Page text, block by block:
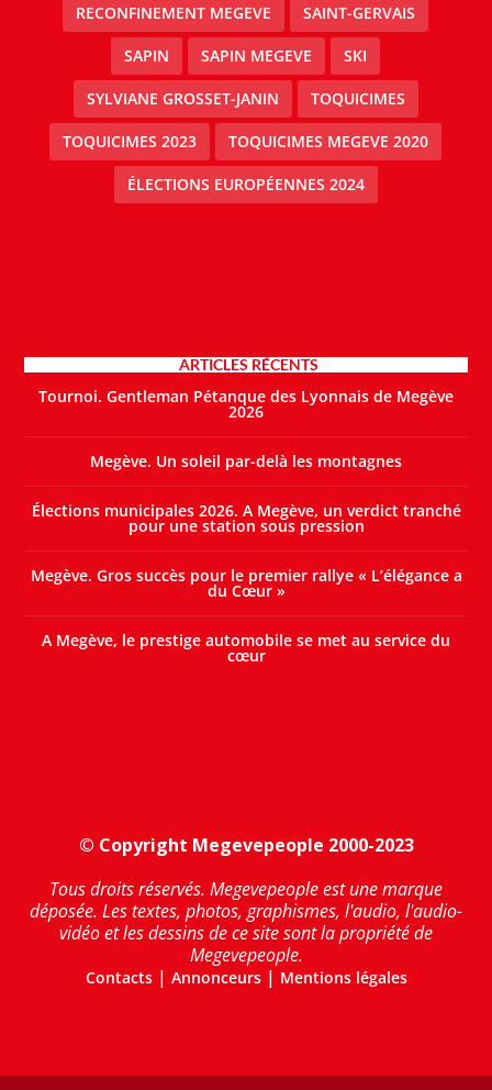
RECONFINEMENT MEGEVE SAINT-GERVAIS
SAPIN SAPIN MEGEVE SKI
SYLVIANE GROSSET-JANIN TOQUICIMES
TOQUICIMES 2023 TOQUICIMES MEGEVE 2020
ÉLECTIONS EUROPÉENNES 2024
ARTICLES RÉCENTS
Tournoi. Gentleman Pétanque des Lyonnais de Megève
2026
Megève. Un soleil par-delà les montagnes
Élections municipales 2026. A Megève, un verdict tranché
pour une station sous pression
Megève. Gros succès pour le premier rallye « L’élégance a
du Cœur »
A Megève, le prestige automobile se met au service du
cœur
© Copyright Megevepeople 2000-2023
Tous droits réservés. Megevepeople est une marque
déposée. Les textes, photos, graphismes, l'audio, l'audio-
vidéo et les dessins de ce site sont la propriété de
Megevepeople.
Contacts| Annonceurs| Mentions légales